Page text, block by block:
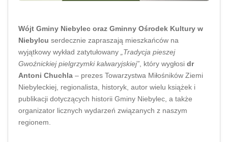
Wójt Gminy Niebylec oraz Gminny Ośrodek Kultury w
Niebylcu serdecznie zapraszają mieszkańców na
wyjątkowy wykład zatytułowany
„Tradycja pieszej
Gwoźnickiej pielgrzymki kalwaryjskiej” , który wygłosi dr
Antoni Chuchla – prezes Towarzystwa Miłośników Ziemi
Niebyleckiej, regionalista, historyk, autor wielu książek i
publikacji dotyczących historii Gminy Niebylec, a także
organizator licznych wydarzeń związanych z naszym
regionem.